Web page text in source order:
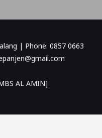
| Phone: 0857 0663
AL AMIN]